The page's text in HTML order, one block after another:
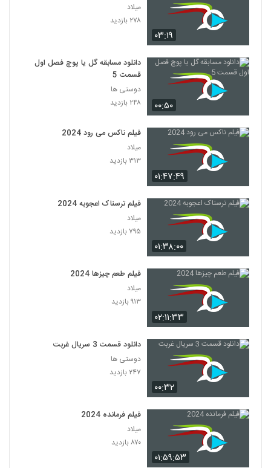
۰۳:۱۹
میلاد
۲۷۸ بازدید
۰۰:۵۰
دانلود مسابقه گل یا پوچ فصل اول
قسمت 5
دوستی ها
۲۴۸ بازدید
۰۱:۴۷:۴۹
فیلم ناکس می رود 2024
میلاد
۳۱۳ بازدید
۰۱:۳۸:۰۰
فیلم ترسناک اعجوبه 2024
میلاد
۷۹۵ بازدید
۰۲:۱۱:۳۳
فیلم طعم چیزها 2024
میلاد
۹۱۳ بازدید
۰۰:۳۲
دانلود قسمت 3 سریال غربت
دوستی ها
۲۴۷ بازدید
۰۱:۵۹:۵۳
فیلم فرمانده 2024
میلاد
۸۷۰ بازدید